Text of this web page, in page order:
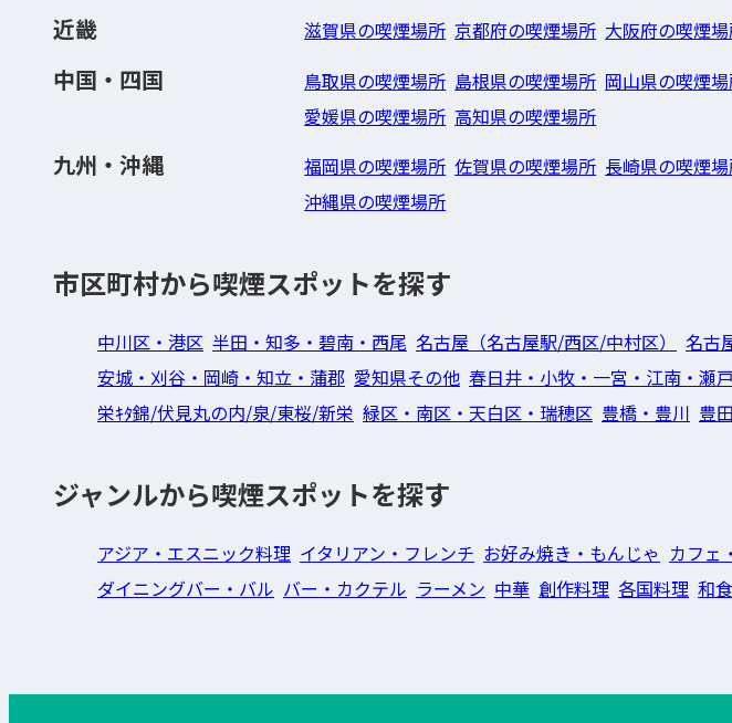
近畿 滋賀県の喫煙場所 京都府の喫煙場所 大阪府の喫煙
中国・四国 鳥取県の喫煙場所 島根県の喫煙場所 岡山県の喫煙
愛媛県の喫煙場所 高知県の喫煙場所
九州・沖縄 福岡県の喫煙場所 佐賀県の喫煙場所 長崎県の喫煙
沖縄県の喫煙場所
市区町村から喫煙スポットを探す
中川区・港区 半田・知多・碧南・西尾 名古屋（名古屋駅/西区/中村区） 名古
安城・刈谷・岡崎・知立・蒲郡 愛知県その他 春日井・小牧・一宮・江南・瀬戸
栄ｷﾀ錦/伏見丸の内/泉/東桜/新栄 緑区・南区・天白区・瑞穂区 豊橋・豊川 豊
ジャンルから喫煙スポットを探す
アジア・エスニック料理 イタリアン・フレンチ お好み焼き・もんじゃ カフェ
ダイニングバー・バル バー・カクテル ラーメン 中華 創作料理 各国料理 和食